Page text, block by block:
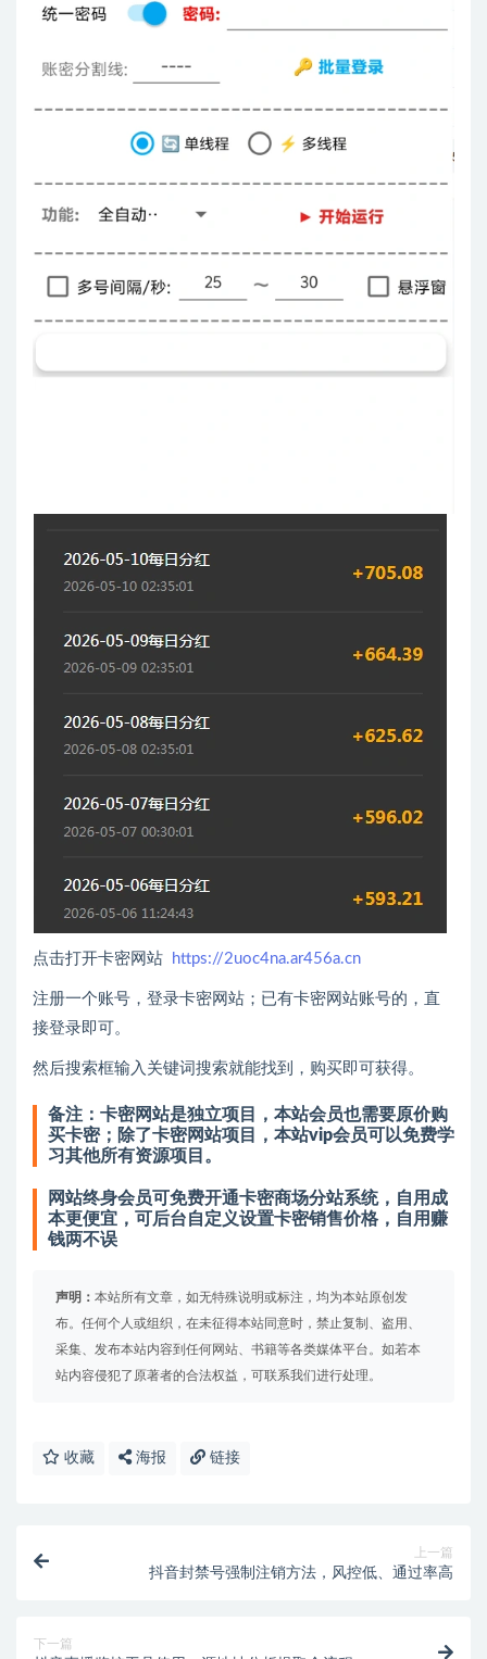
点击打开卡密网站 https://2uoc4na.ar456a.cn
注册一个账号，登录卡密网站；已有卡密网站账号的，直
接登录即可。
然后搜索框输入关键词搜索就能找到，购买即可获得。
备注：卡密网站是独立项目，本站会员也需要原价购
买卡密；除了卡密网站项目，本站vip会员可以免费学
习其他所有资源项目。
网站终身会员可免费开通卡密商场分站系统，自用成
本更便宜，可后台自定义设置卡密销售价格，自用赚
钱两不误
声明： 本站所有文章，如无特殊说明或标注，均为本站原创发
布。任何个人或组织，在未征得本站同意时，禁止复制、盗用、
采集、发布本站内容到任何网站、书籍等各类媒体平台。如若本
站内容侵犯了原著者的合法权益，可联系我们进行处理。
收藏 海报 链接
上一篇
抖音封禁号强制注销方法，风控低、通过率高
下一篇